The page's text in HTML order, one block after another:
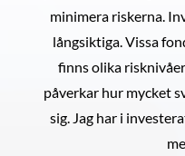
minimera riskerna.
långsiktiga. Vissa
finns olika
påverkar hur mycket
sig. Jag har i